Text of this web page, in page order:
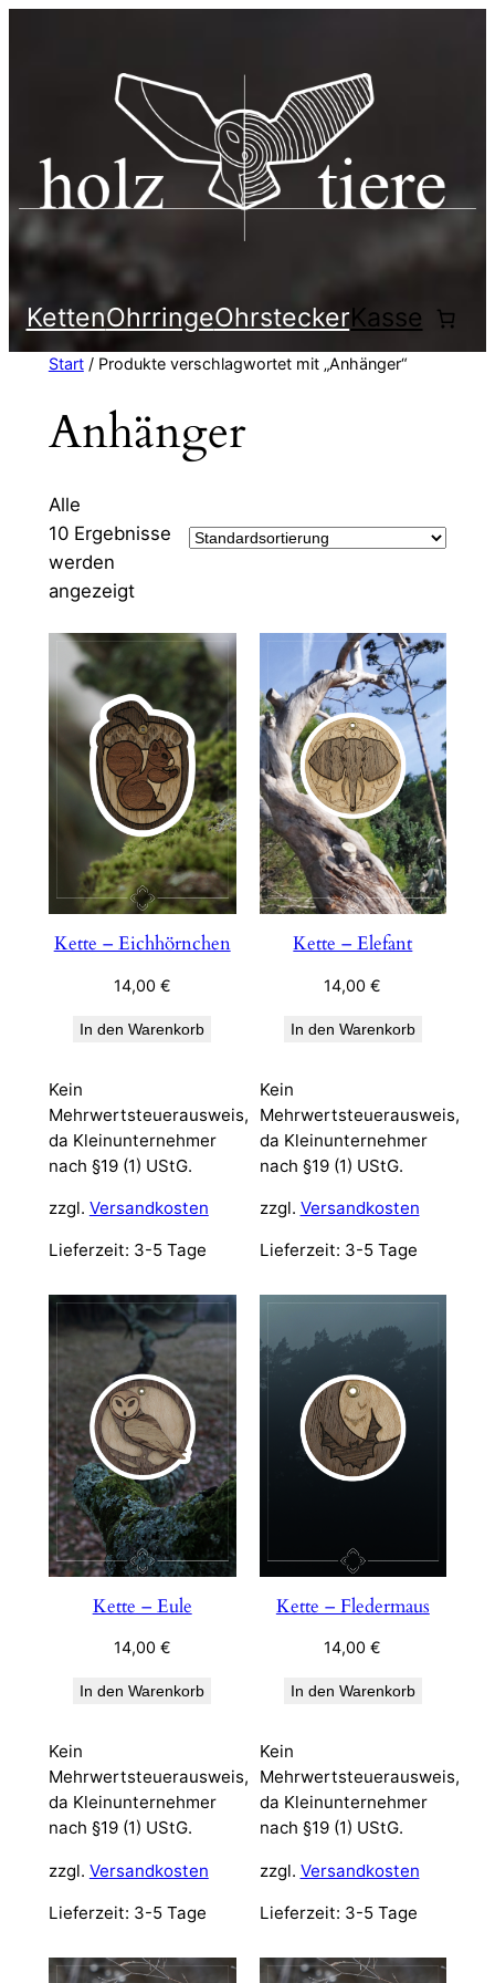
KettenOhrringeOhrsteckerKasse
Start/ Produkte verschlagwortet mit „Anhänger“
Anhänger
Alle
10 Ergebnisse
werden
angezeigt
Kette – Eichhörnchen
14,00 €
In den Warenkorb
Kein
Mehrwertsteuerausweis,
da Kleinunternehmer
nach §19 (1) UStG.
zzgl. Versandkosten
Lieferzeit: 3-5 Tage
Kette – Elefant
14,00€
In den Warenkorb
Kein
Mehrwertsteuerausweis,
da Kleinunternehmer
nach §19 (1) UStG.
zzgl. Versandkosten
Lieferzeit: 3-5 Tage
Kette – Eule
14,00 €
In den Warenkorb
Kein
Mehrwertsteuerausweis,
da Kleinunternehmer
nach §19 (1) UStG.
zzgl. Versandkosten
Lieferzeit: 3-5 Tage
Kette – Fledermaus
14,00€
In den Warenkorb
Kein
Mehrwertsteuerausweis,
da Kleinunternehmer
nach §19 (1) UStG.
zzgl. Versandkosten
Lieferzeit: 3-5 Tage